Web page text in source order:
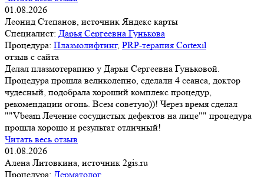
01.08.2026
Леонид Степанов, источник Яндекс карты
Специалист: Дарья Сергеевна Гунькова
Процедура: Плазмолифтинг, PRP-терапия Cortexil
отзыв с сайта
Делал плазмотерапию у Дарьи Сергеевна Гуньковой.
Процедура прошла великолепно, сделали 4 сеанса, доктор
чудесный, подобрала хороший комплекс процедур,
рекомендации огонь. Всем советую))! Через время сделал
""Vbeam Лечение сосудистых дефектов на лице"" процедура
прошла хорошо и результат отличный!
Читать весь отзыв
01.08.2026
Алена Литовкина, источник 2gis.ru
Процедура: Дерматолог